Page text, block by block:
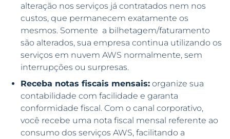
alteração nos serviços já contratados nem nos
custos, que permanecem exatamente os
mesmos. Somente a bilhetagem/faturamento
são alterados, sua empresa continua utilizando os
serviços em nuvem AWS normalmente, sem
interrupções ou surpresas.
Receba notas fiscais mensais: organize sua
contabilidade com facilidade e garanta
conformidade fiscal. Com o canal corporativo,
você recebe uma nota fiscal mensal referente ao
consumo dos serviços AWS, facilitando a